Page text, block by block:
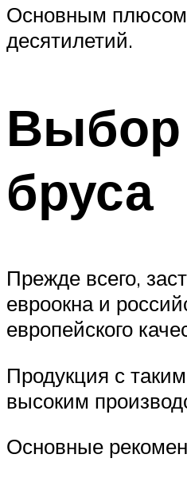
Основным плюсом
десятилетий.
Выбор
бруса
Прежде всего,
евроокна и
европейского
Продукция с
высоким
Основные